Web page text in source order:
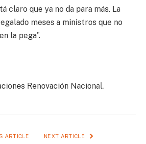
claro que ya no da para más. La
meses a ministros que no
la pega”.
Renovación Nacional.
ARTICLE NEXT ARTICLE